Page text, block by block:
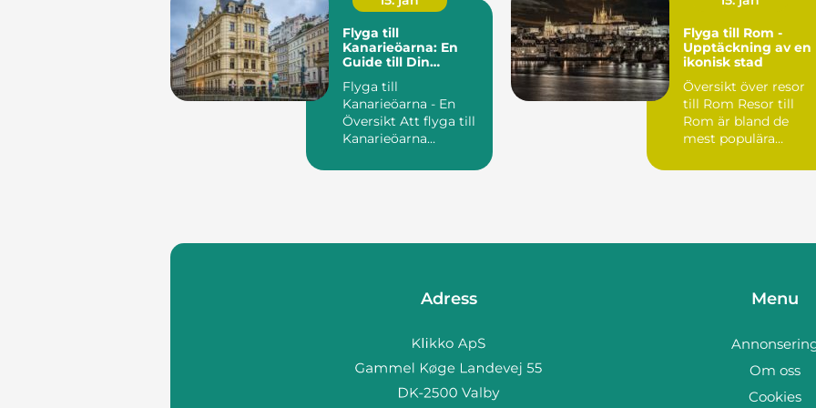
Flyga till
Kanarieöarna: En
Guide till Din
Flyga till
Kanarieöarna - En
Översikt Att flyga till
Kanarieöarna
möjlighet ...
Flyga till Rom -
Upptäckning av en
ikonisk stad
Översikt över resor
till Rom Resor till
Rom är bland de
mest populära
för resen...
Adress Menu
Om oss
Cookies